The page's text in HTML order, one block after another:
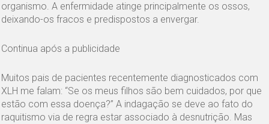
organismo. A enfermidade atinge principalmente os ossos,
deixando-os fracos e predispostos a envergar.
Continua após a publicidade
Muitos pais de pacientes recentemente diagnosticados com
XLH me falam: “Se os meus filhos são bem cuidados, por que
estão com essa doença?” A indagação se deve ao fato do
raquitismo via de regra estar associado à desnutrição. Mas